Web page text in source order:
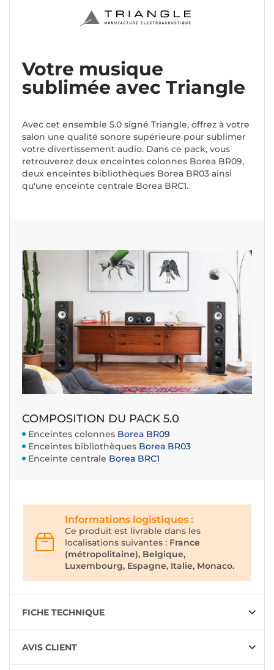
Votre musique
sublimée avec Triangle
Avec cet ensemble 5.0 signé Triangle, offrez à votre
salon une qualité sonore supérieure pour sublimer
votre divertissement audio. Dans ce pack, vous
retrouverez deux enceintes colonnes Borea BR09,
deux enceintes bibliothèques Borea BR03 ainsi
qu'une enceinte centrale Borea BRC1.
COMPOSITION DU PACK 5.0
Enceintes colonnes Borea BR09
Enceintes bibliothèques Borea BR03
Enceinte centrale Borea BRC1
Informations logistiques :
Ce produit est livrable dans les
localisations suivantes : France
(métropolitaine), Belgique,
Luxembourg, Espagne, Italie, Monaco.
FICHE TECHNIQUE
AVIS CLIENT